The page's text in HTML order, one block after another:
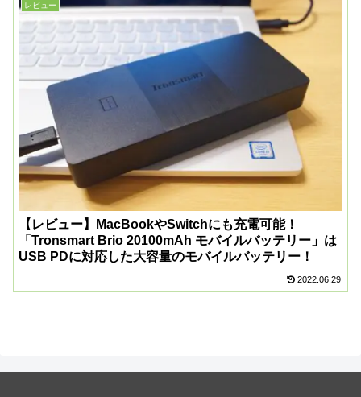
レビュー
【レビュー】MacBookやSwitchにも充電可能！
「Tronsmart Brio 20100mAh モバイルバッテリー」は
USB PDに対応した大容量のモバイルバッテリー！
2022.06.29